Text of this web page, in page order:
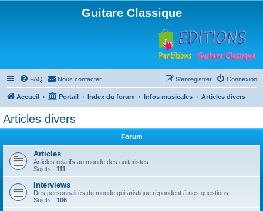
Guitare Classique
FAQ Nous contacter Connexion
S’enregistrer
Accueil Portail Index du forum Infos musicales Articles divers
Articles divers
Forum
Articles
Articles relatifs au monde des guitaristes
Sujets : 111
Interviews
Des personnalités du monde guitaristique répondent à nos questions
Sujets : 106